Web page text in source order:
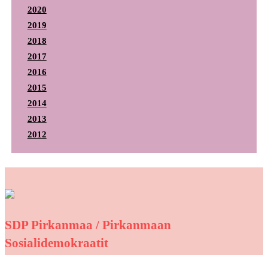
2020
2019
2018
2017
2016
2015
2014
2013
2012
SDP Pirkanmaa / Pirkanmaan
Sosialidemokraatit